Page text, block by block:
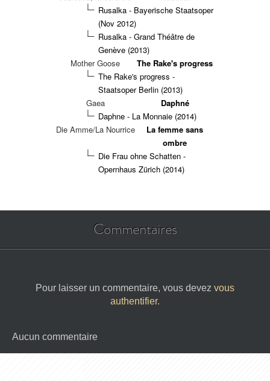
Rusalka - Bayerische Staatsoper
(Nov 2012)
Rusalka - Grand Théâtre de
Genève (2013)
Mother Goose
The Rake's progress
The Rake's progress -
Staatsoper Berlin (2013)
Gaea
Daphné
Daphne - La Monnaie (2014)
Die Amme/La Nourrice
La femme sans
ombre
Die Frau ohne Schatten -
Opernhaus Zürich (2014)
Commentaires
Pour laisser un commentaire, vous devez vous
authentifier.
Aucun commentaire